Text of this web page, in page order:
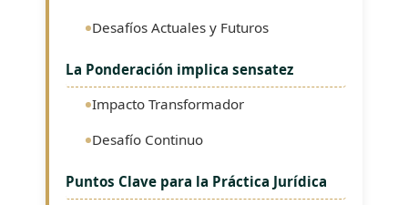
Desafíos Actuales y Futuros
La Ponderación implica sensatez
Impacto Transformador
Desafío Continuo
Puntos Clave para la Práctica Jurídica